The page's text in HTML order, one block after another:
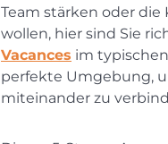
Team stärken oder
wollen, hier sind Sie
Vacances im
perfekte Umgebung,
miteinander zu